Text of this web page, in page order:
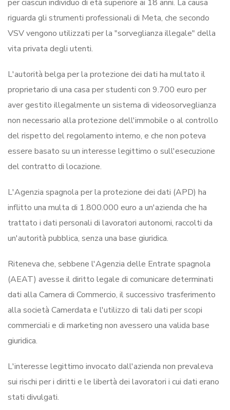
per ciascun individuo di età superiore ai 18 anni. La causa
riguarda gli strumenti professionali di Meta, che secondo
VSV vengono utilizzati per la "sorveglianza illegale" della
vita privata degli utenti.
L'autorità belga per la protezione dei dati ha multato il
proprietario di una casa per studenti con 9.700 euro per
aver gestito illegalmente un sistema di videosorveglianza
non necessario alla protezione dell'immobile o al controllo
del rispetto del regolamento interno, e che non poteva
essere basato su un interesse legittimo o sull'esecuzione
del contratto di locazione.
L'Agenzia spagnola per la protezione dei dati (APD) ha
inflitto una multa di 1.800.000 euro a un'azienda che ha
trattato i dati personali di lavoratori autonomi, raccolti da
un'autorità pubblica, senza una base giuridica.
Riteneva che, sebbene l'Agenzia delle Entrate spagnola
(AEAT) avesse il diritto legale di comunicare determinati
dati alla Camera di Commercio, il successivo trasferimento
alla società Camerdata e l'utilizzo di tali dati per scopi
commerciali e di marketing non avessero una valida base
giuridica.
L'interesse legittimo invocato dall'azienda non prevaleva
sui rischi per i diritti e le libertà dei lavoratori i cui dati erano
stati divulgati.